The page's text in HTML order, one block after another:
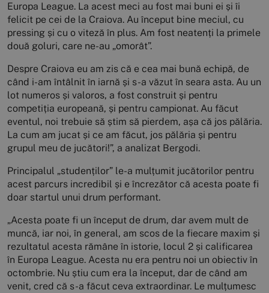
Europa League. La acest meci au fost mai buni ei și îi
felicit pe cei de la Craiova. Au început bine meciul, cu
pressing și cu o viteză în plus. Am fost neatenți la primele
două goluri, care ne-au „omorât”.
Despre Craiova eu am zis că e cea mai bună echipă, de
când i-am întâlnit în iarnă și s-a văzut în seara asta. Au un
lot numeros și valoros, a fost construit și pentru
competiția europeană, și pentru campionat. Au făcut
eventul, noi trebuie să știm să pierdem, așa că jos pălăria.
La cum am jucat și ce am făcut, jos pălăria și pentru
grupul meu de jucători!”, a analizat Bergodi.
Principalul „studenților” le-a mulțumit jucătorilor pentru
acest parcurs incredibil și e încrezător că acesta poate fi
doar startul unui drum performant.
„Acesta poate fi un început de drum, dar avem mult de
muncă, iar noi, în general, am scos de la fiecare maxim și
rezultatul acesta rămâne în istorie, locul 2 și calificarea
în Europa League. Acesta nu era pentru noi un obiectiv în
octombrie. Nu știu cum era la început, dar de când am
venit, cred că s-a făcut ceva extraordinar. Le mulțumesc